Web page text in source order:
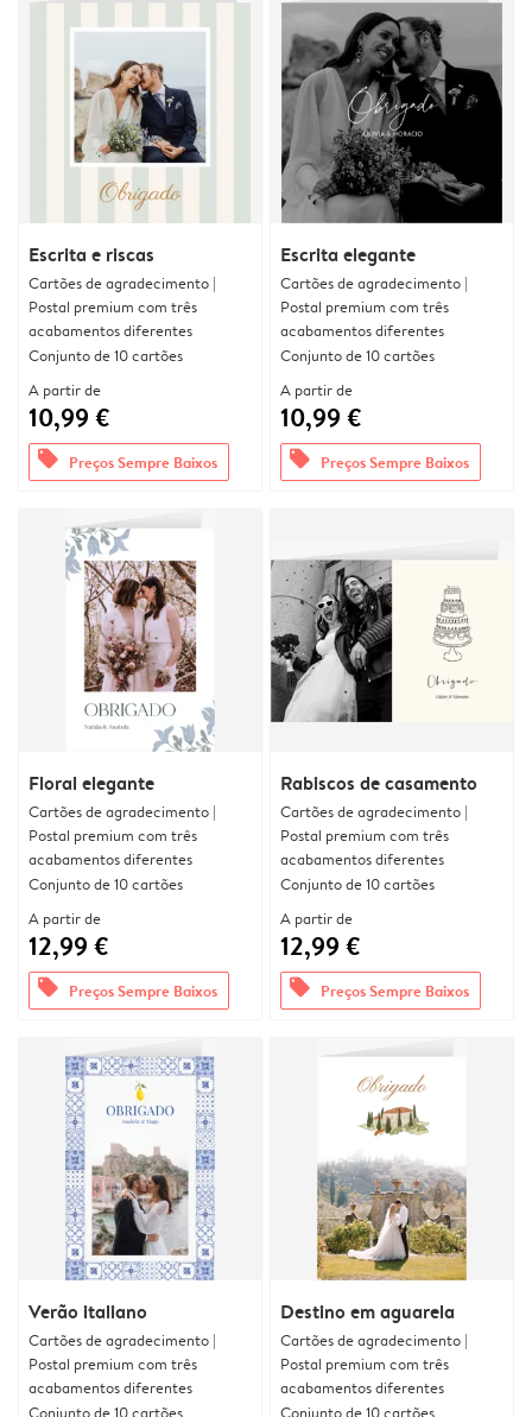
Escrita e riscas
Cartões de agradecimento |
Postal premium com três
acabamentos diferentes
Conjunto de 10 cartões
A partir de
10,99 €
offers Preços Sempre Baixos
Escrita elegante
Cartões de agradecimento |
Postal premium com três
acabamentos diferentes
Conjunto de 10 cartões
A partir de
10,99 €
offers Preços Sempre Baixos
Floral elegante
Cartões de agradecimento |
Postal premium com três
acabamentos diferentes
Conjunto de 10 cartões
A partir de
12,99 €
offers Preços Sempre Baixos
Rabiscos de casamento
Cartões de agradecimento |
Postal premium com três
acabamentos diferentes
Conjunto de 10 cartões
A partir de
12,99 €
offers Preços Sempre Baixos
Verão italiano
Cartões de agradecimento |
Postal premium com três
acabamentos diferentes
Conjunto de 10 cartões
Destino em aguarela
Cartões de agradecimento |
Postal premium com três
acabamentos diferentes
Conjunto de 10 cartões